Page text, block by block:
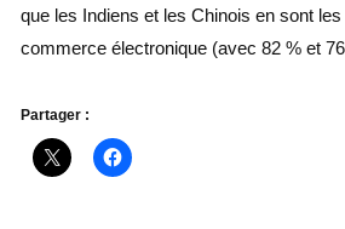
que les Indiens et les Chinois en sont
commerce électronique (avec 82 % et
Partager :